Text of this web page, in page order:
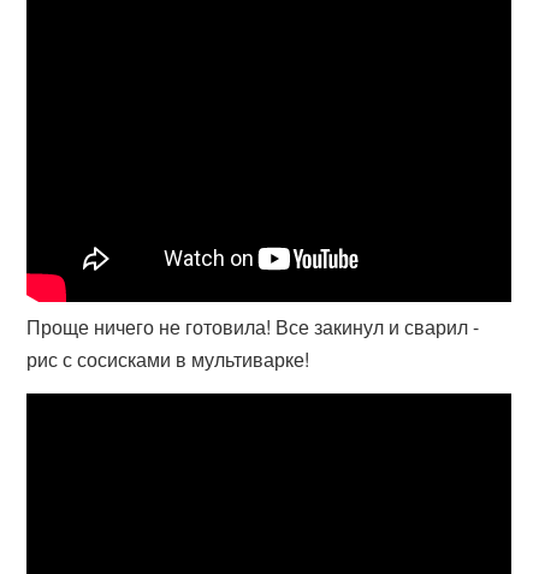
Проще ничего не готовила! Все закинул и сварил -
рис с сосисками в мультиварке!